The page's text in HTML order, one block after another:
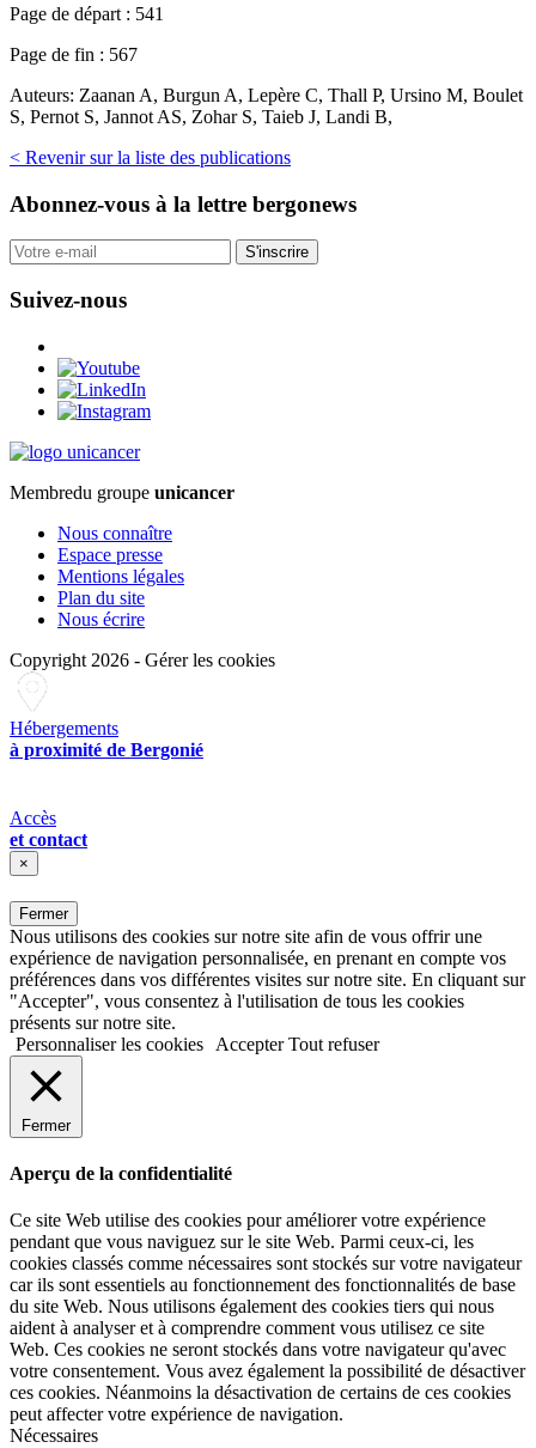
Page de départ : 541
Page de fin : 567
Auteurs: Zaanan A, Burgun A, Lepère C, Thall P, Ursino M, Boulet
S, Pernot S, Jannot AS, Zohar S, Taieb J, Landi B,
< Revenir sur la liste des publications
Abonnez-vous à la lettre bergonews
S'inscrire
Suivez-nous
Membredu groupe unicancer
Nous connaître
Espace presse
Mentions légales
Plan du site
Nous écrire
Copyright 2026 - Gérer les cookies
Hébergements
à proximité de Bergonié
Accès
et contact
×
Fermer
Nous utilisons des cookies sur notre site afin de vous offrir une
expérience de navigation personnalisée, en prenant en compte vos
préférences dans vos différentes visites sur notre site. En cliquant sur
"Accepter", vous consentez à l'utilisation de tous les cookies
présents sur notre site.
Personnaliser les cookies
Accepter Tout refuser
Fermer
Aperçu de la confidentialité
Ce site Web utilise des cookies pour améliorer votre expérience
pendant que vous naviguez sur le site Web. Parmi ceux-ci, les
cookies classés comme nécessaires sont stockés sur votre navigateur
car ils sont essentiels au fonctionnement des fonctionnalités de base
du site Web. Nous utilisons également des cookies tiers qui nous
aident à analyser et à comprendre comment vous utilisez ce site
Web. Ces cookies ne seront stockés dans votre navigateur qu'avec
votre consentement. Vous avez également la possibilité de désactiver
ces cookies. Néanmoins la désactivation de certains de ces cookies
peut affecter votre expérience de navigation.
Nécessaires